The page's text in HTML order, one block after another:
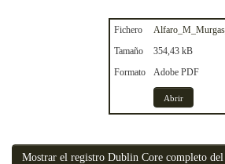
Fichero
Tamaño
354,43 kB
Formato
Adobe PDF
Abrir
Mostrar el registro Dublin Core completo